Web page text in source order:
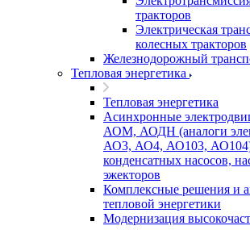
тракторов
Электрическая
колесных тракторов
Железнодорожный
Тепловая энергетика
Тепловая энергетика
Асинхронные
АОМ, АОДН (аналоги
АО3, АО4, АО103, АО104)
конденсатных насосов,
эжекторов
Комплексные решения и
тепловой энергетики
Модернизация